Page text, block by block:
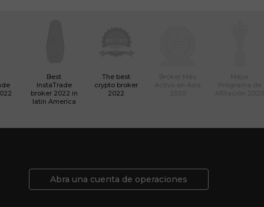
Best
InstaTrade
broker 2022 in
latin America
The best
crypto broker
2022
Abra una cuenta de operaciones